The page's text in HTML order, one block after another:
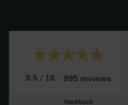
9.5 / 10 995 reviews